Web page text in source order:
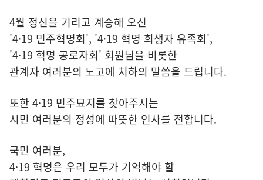
4월 정신을 기리고 계승해 오신
'4·19 민주혁명회', '4·19 혁명 희생자 유족회',
'4·19 혁명 공로자회' 회원님을 비롯한
관계자 여러분의 노고에 치하의 말씀을 드립니다.
또한 4·19 민주묘지를 찾아주시는
시민 여러분의 정성에 따뜻한 인사를 전합니다.
국민 여러분,
4·19 혁명은 우리 모두가 기억해야 할